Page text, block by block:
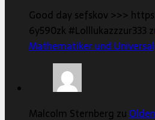
Good day sefskov >>>
6y590zk #Lolllukazzzur333
Mathematiker und
Malcolm Sternberg zu